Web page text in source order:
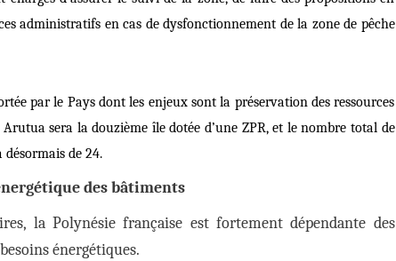
administratifs en cas de dysfonctionnement de la zone de pêche
par le Pays dont les enjeux sont la préservation des ressources
Arutua sera la douzième île dotée d’une ZPR, et le nombre total de
désormais de 24.
des bâtiments
la Polynésie française est fortement dépendante des
énergétiques.